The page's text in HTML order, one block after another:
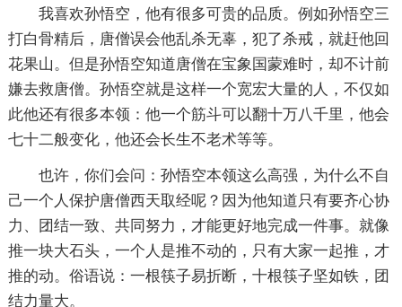
我喜欢孙悟空，他有很多可贵的品质。例如孙悟空三
打白骨精后，唐僧误会他乱杀无辜，犯了杀戒，就赶他回
花果山。但是孙悟空知道唐僧在宝象国蒙难时，却不计前
嫌去救唐僧。孙悟空就是这样一个宽宏大量的人，不仅如
此他还有很多本领：他一个筋斗可以翻十万八千里，他会
七十二般变化，他还会长生不老术等等。
也许，你们会问：孙悟空本领这么高强，为什么不自
己一个人保护唐僧西天取经呢？因为他知道只有要齐心协
力、团结一致、共同努力，才能更好地完成一件事。就像
推一块大石头，一个人是推不动的，只有大家一起推，才
推的动。俗语说：一根筷子易折断，十根筷子坚如铁，团
结力量大。